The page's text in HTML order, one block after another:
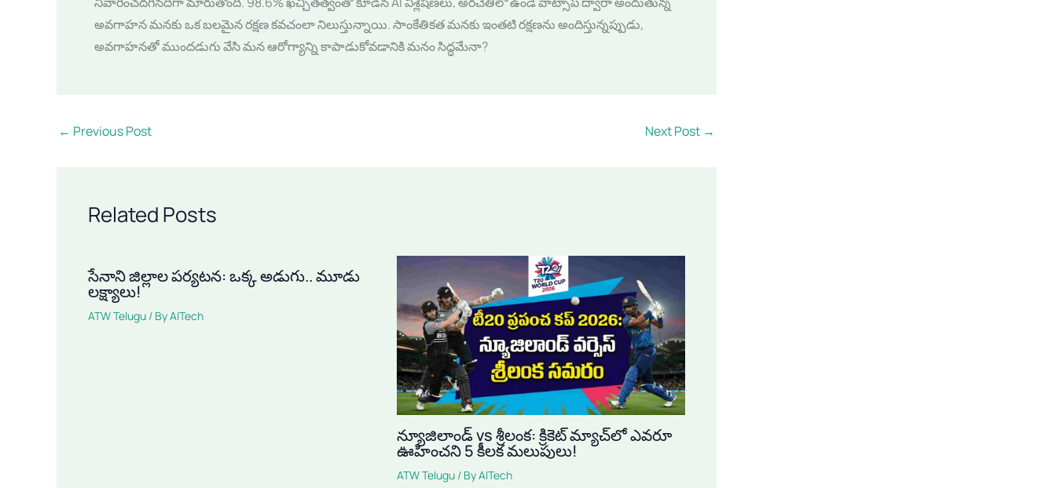
అవగాహన మనకు ఒక బలమైన రక్షణ కవచంలా నిలుస్తున్నాయి. సాంకేతికత మనకు ఇంతటి రక్షణను అందిస్తున్నప్పుడు,
అవగాహనతో ముందడుగు వేసి మన ఆరోగ్యాన్ని కాపాడుకోవడానికి మనం సిద్ధమేనా?
← Previous Post Next Post →
Related Posts
సేనాని జిల్లాల పర్యటన: ఒక్క అడుగు.. మూడు
లక్ష్యాలు!
ATW Telugu / ByAITech
న్యూజిలాండ్ vs శ్రీలంక: క్రికెట్ మ్యాచ్‌లో ఎవరూ
ఊహించని 5 కీలక మలుపులు!
ATW Telugu/ ByAITech